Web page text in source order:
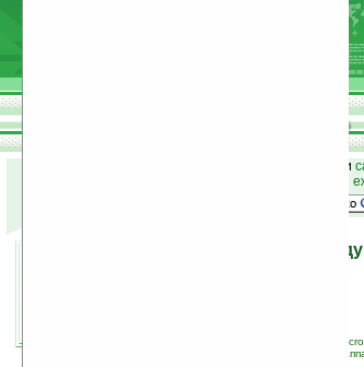
25
и
на email
10 подарков к Новому